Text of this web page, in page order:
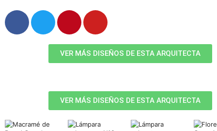
VER MÁS DISEÑOS DE ESTA ARQUITECTA
VER MÁS DISEÑOS DE ESTA ARQUITECTA